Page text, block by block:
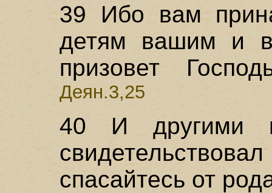
39 Ибо вам
детям вашим и
призовет
Деян.3,25
40 И другими
спасайтесь от